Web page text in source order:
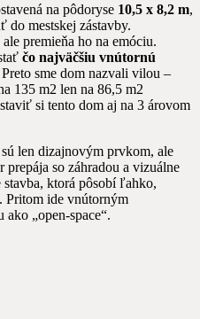
na pôdoryse 10,5 x 8,2 m,
do mestskej zástavby.
premieňa ho na emóciu.
čo najväčšiu vnútornú
Preto sme dom nazvali vilou –
135 m2 len na 86,5 m2
si tento dom aj na 3 árovom
len dizajnovým prvkom, ale
so záhradou a vizuálne
ktorá pôsobí ľahko,
Pritom ide vnútorným
„open-space“.